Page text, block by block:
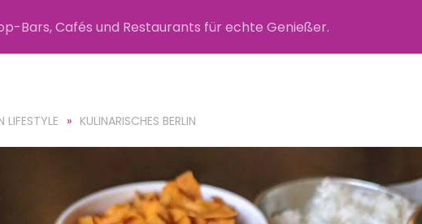
Bars, Cafés und Restaurants für echte Genießer.
LIFESTYLE KULINARISCHES BERLIN